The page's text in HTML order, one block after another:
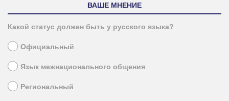
ВАШЕ МНЕНИЕ
Какой статус должен быть у русского языка?
Официальный
Язык межнационального общения
Региональный